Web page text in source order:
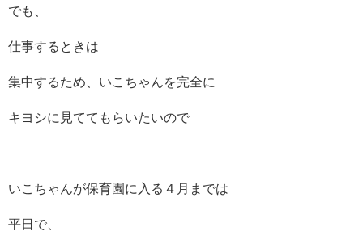
でも、
仕事するときは
集中するため、いこちゃんを完全に
キヨシに見ててもらいたいので
いこちゃんが保育園に入る４月までは
平日で、